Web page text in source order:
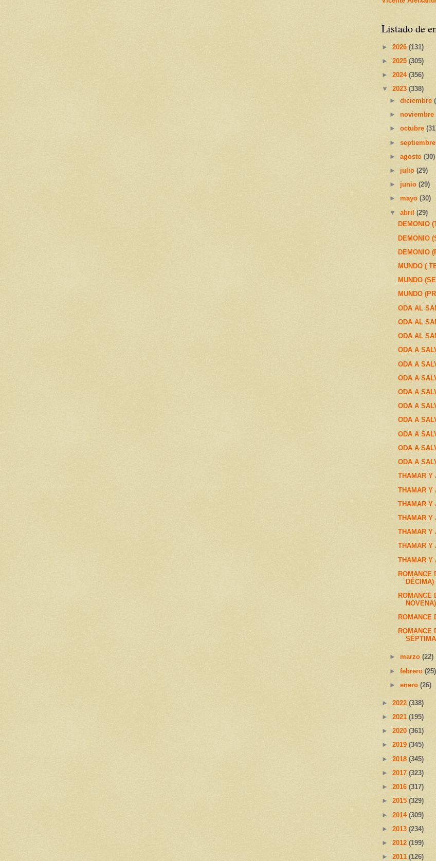
Listado de
► 2026 (131)
► 2025 (305)
► 2024 (356)
▼ 2023 (338)
►diciembre
►noviembre
►octubre
►
►agosto(30)
► julio(29)
► junio(29)
►mayo(30)
▼abril(29)
DEMONIO
DEMONIO
DEMONIO
MUNDO (
MUNDO
MUNDO
ODA AL
ODA AL
ODA AL
ODA A
ODA A
ODA A
ODA A
ODA A
ODA A
ODA A
ODA A
ODA A
THAMAR Y
THAMAR Y
THAMAR Y
THAMAR Y
THAMAR Y
THAMAR Y
THAMAR Y
ROMANCE
DÉCIMA)
ROMANCE
NOVENA)
ROMANCE
ROMANCE
► marzo(22)
►febrero(25)
►enero(26)
► 2022 (338)
► 2021 (195)
► 2020 (361)
► 2019 (345)
► 2018 (345)
► 2017 (323)
► 2016 (317)
► 2015 (329)
► 2014 (309)
► 2013 (234)
► 2012 (199)
► 2011 (126)